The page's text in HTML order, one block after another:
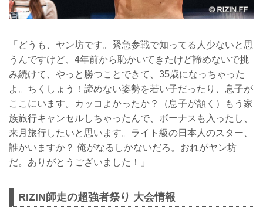
「どうも、ヤン坊です。緊急参戦で知ってる人少ないと思
うんですけど、4年前から恥かいてきたけど諦めないで挑
み続けて、やっと勝つことできて、35歳になっちゃった
よ。ちくしょう！諦めない姿勢を若い子だったり、息子が
ここにいます。カッコよかったか？（息子が頷く）もう家
族旅行キャンセルしちゃったんで、ボーナスも入ったし、
来月旅行したいと思います。ライト級の日本人のスター、
誰かいますか？ 俺がなるしかないだろ。おれがヤン坊
だ。ありがとうございました！」
RIZIN師走の超強者祭り 大会情報